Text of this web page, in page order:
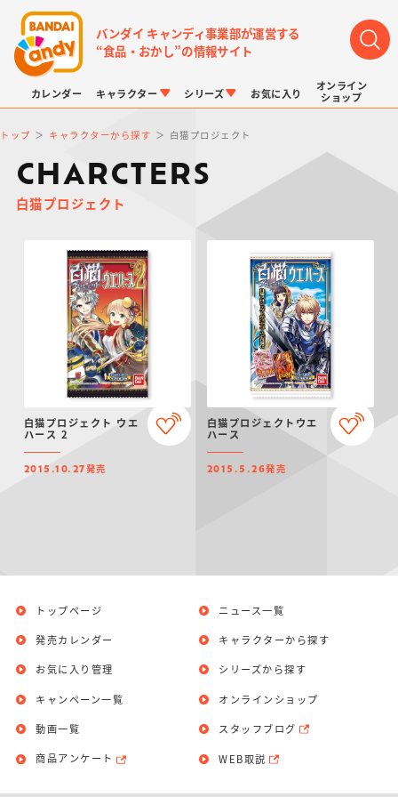
バンダイ キャンディ事業部が運営する
“食品・おかし”の情報サイト
カレンダー キャラクター
仮面ライダーシリー
ズ
ズ
プリキュアシリーズ
ガンダムシリーズ
ドラゴンボール
アンパンマン たまご
シリーズ
チョコサプ
にふぉるめーしょん
＆スクエアシール
ポケモンキッズ
ポケモンスケールワ
ールド
お気に入り
オンライン
ショップ
トップ キャラクターから探す 白猫プロジェクト
CHARCTERS
白猫プロジェクト
白猫プロジェクト ウエ
ハース 2
2015.10.27発売
白猫プロジェクトウエ
ハース
2015.5.26発売
トップページ
発売カレンダー
お気に入り管理
ニュース一覧
キャラクターから探す
シリーズから探す
キャンペーン一覧
動画一覧
商品アンケート
オンラインショップ
スタッフブログ
WEB取説